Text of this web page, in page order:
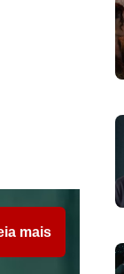
mais